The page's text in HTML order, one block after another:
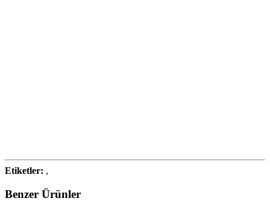
Etiketler: ,
Benzer Ürünler